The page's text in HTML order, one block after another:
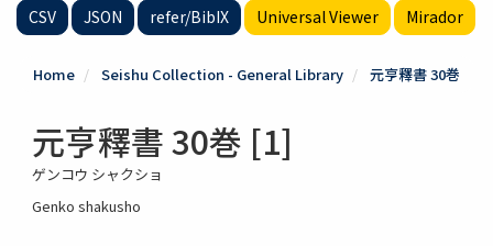
CSV JSON refer/BibIX Universal Viewer Mirador
Home Seishu Collection - General Library 元亨釋書 30巻
元亨釋書 30巻 [1]
ゲンコウ シャクショ
Genko shakusho